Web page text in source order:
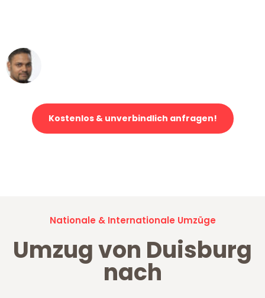
Kostenlos & unverbindlich anfragen!
Nationale & Internationale Umzüge
Umzug von Duisburg
nach